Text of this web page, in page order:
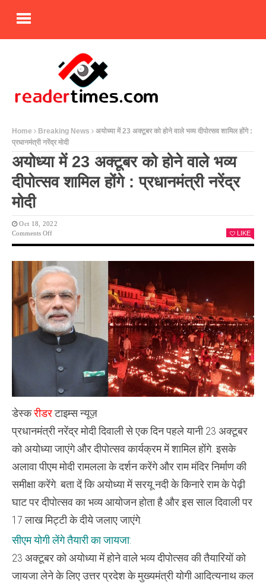
Home Breaking News
अयोध्या में 23 अक्टूबर को होने वाले भव्य दीपोत्सव शामिल होंगे :
प्रधानमंत्री नरेंद्र मोदी
अयोध्या में 23 अक्टूबर को होने वाले भव्य
दीपोत्सव शामिल होंगे : प्रधानमंत्री नरेंद्र
मोदी
Oct 18, 2022
Comments OffOn
23
अक्टूबर
होने
वाले
भव्य
दीपोत्सव
शामिल
होंगे
:
नरेंद्र
मोदी
LIKE
डेस्करीडरटाइम्स न्यूज़
प्रधानमंत्री नरेंद्र मोदी दिवाली से एक दिन पहले यानी 23 अक्टूबर
को अयोध्या जाएंगे और दीपोत्सव कार्यक्रम में शामिल होंगे. इसके
अलावा पीएम मोदी रामलला के दर्शन करेंगे और राम मंदिर निर्माण की
समीक्षा करेंगे. बता दें कि अयोध्या में सरयू नदी के किनारे राम के पेढ़ी
घाट पर दीपोत्सव का भव्य आयोजन होता है और इस साल दिवाली पर
17 लाख मिट्टी के दीये जलाए जाएंगे.
सीएम योगी लेंगे तैयारी का जायजा:
23 अक्टूबर को अयोध्या में होने वाले भव्य दीपोत्सव की तैयारियों को
जायजा लेने के लिए उत्तर प्रदेश के मुख्यमंत्री योगी आदित्यनाथ कल